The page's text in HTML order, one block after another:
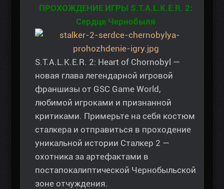
ПРОХОЖДЕНИЕ ИГРЫ S.T.A.L.K.E.R. 2:
Сердце Чернобыля
S.T.A.L.K.E.R. 2: Heart of Chornobyl —
новая глава легендарной игровой
франшизы от GSC Game World,
любимой игроками и признанной
критиками. Примерьте на себя костюм
сталкера и отправиться в проходение
уникальной истории Сталкер 2 —
охотника за артефактами в
постапокалиптической Чернобыльской
зоне отчуждения.